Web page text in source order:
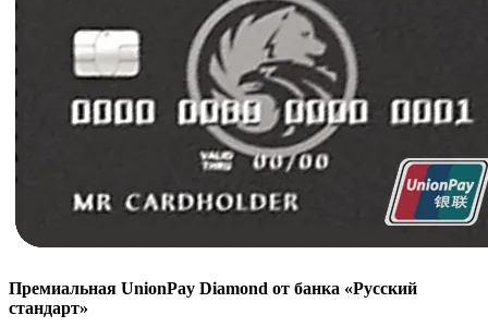
Премиальная UnionPay Diamond от банка «Русский
стандарт»